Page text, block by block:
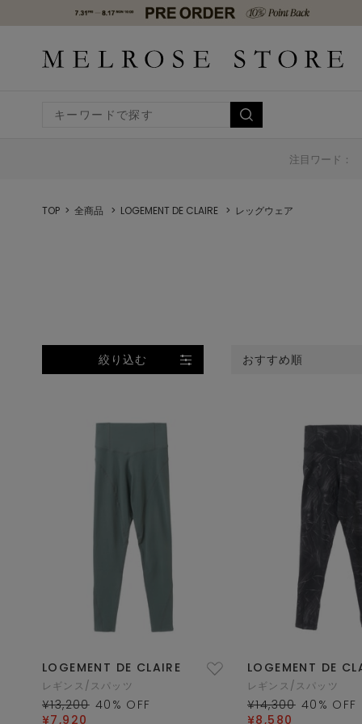
注目ワード：
TOP 全商品 LOGEMENT DE CLAIRE レッグウェア
絞り込む おすすめ順
LOGEMENT DE CLAIRE
レギンス/スパッツ
¥13,200 40 % OFF
¥7,920
LOGEMENT DE
レギンス/スパッツ
¥14,300 40 % OFF
¥8,580